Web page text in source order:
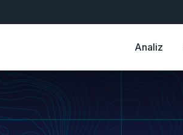
Analiz